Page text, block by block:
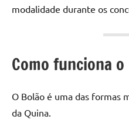
modalidade durante os
Como funciona o
O Bolão é uma das formas
da Quina.